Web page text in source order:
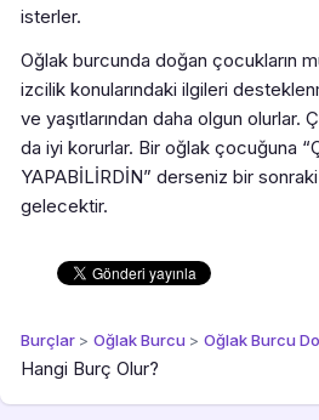
isterler.
Oğlak burcunda doğan çocukların
izcilik konularındaki ilgileri
ve yaşıtlarından daha olgun olurlar.
da iyi korurlar. Bir oğlak çocuğuna
YAPABİLİRDİN” derseniz bir
gelecektir.
Burçlar > Oğlak Burcu > Oğlak Burcu
Hangi Burç Olur?